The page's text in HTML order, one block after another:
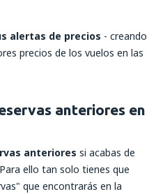
alertas de precios - creando
precios de los vuelos en las
anteriores en
anteriores si acabas de
ello tan solo tienes que
que encontrarás en la